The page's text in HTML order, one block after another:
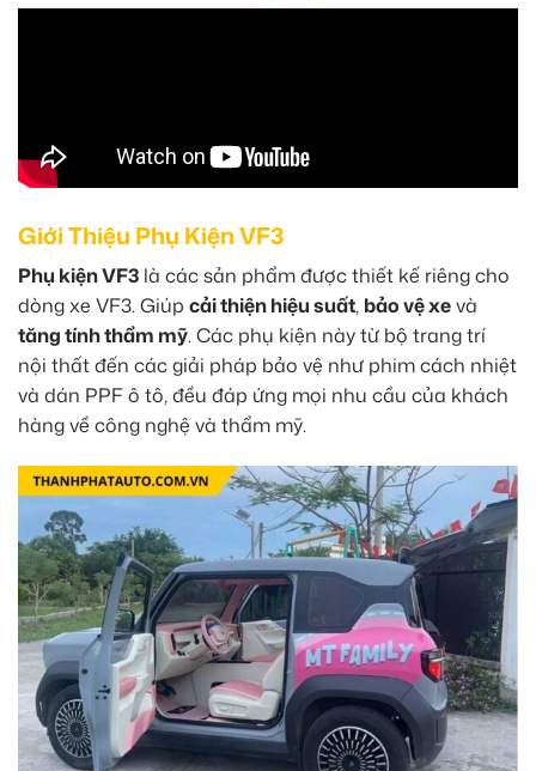
Giới Thiệu Phụ Kiện VF3
Phụ kiện VF3 là các sản phẩm được thiết kế riêng cho
dòng xe VF3. Giúp cải thiện hiệu suất, bảo vệ xevà
tăng tính thẩm mỹ. Các phụ kiện này từ bộ trang trí
nội thất đến các giải pháp bảo vệ như phim cách nhiệt
và dán PPF ô tô, đều đáp ứng mọi nhu cầu của khách
hàng về công nghệ và thẩm mỹ.